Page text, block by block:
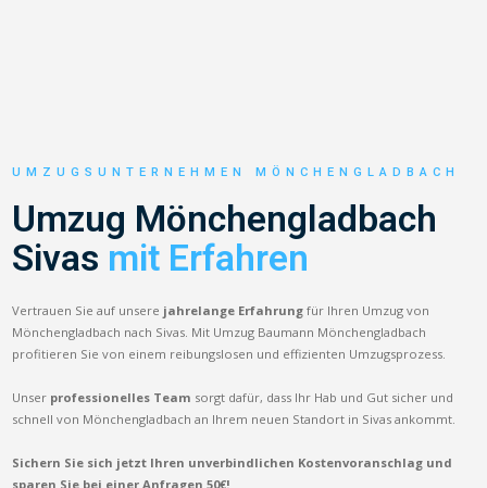
UMZUGSUNTERNEHMEN MÖNCHENGLADBACH
Umzug Mönchengladbach
Sivas mit Erfahren
Vertrauen Sie auf unsere jahrelange Erfahrung für Ihren Umzug von
Mönchengladbach nach Sivas. Mit Umzug Baumann Mönchengladbach
profitieren Sie von einem reibungslosen und effizienten Umzugsprozess.
Unser professionelles Team sorgt dafür, dass Ihr Hab und Gut sicher und
schnell von Mönchengladbach an Ihrem neuen Standort in Sivas ankommt.
Sichern Sie sich jetzt Ihren unverbindlichen Kostenvoranschlag und
sparen Sie bei einer Anfragen 50€!